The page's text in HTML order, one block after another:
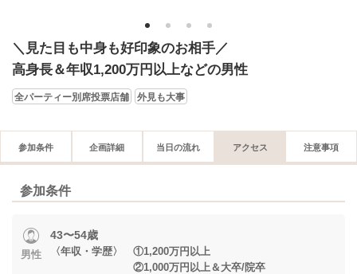
1 2 3 4
＼見た目も中身も好印象のお相手／
高身長＆年収1,200万円以上などの男性
全パーティー別席投票店舗 外見も大事
参加条件 企画詳細 当日の流れ アクセス 注意事項
参加条件
男性
43〜54歳
〈年収・学歴〉 ①1,200万円以上
②1,000万円以上＆大卒/院卒